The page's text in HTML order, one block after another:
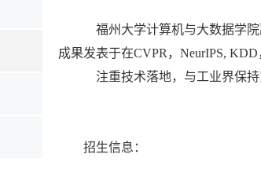
福州大学计算机与大数据学
成果发表于在CVPR，NeurIPS,
注重技术落地，与工业界保持
招生信息：